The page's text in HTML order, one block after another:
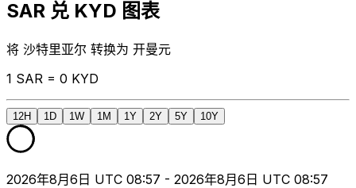
SAR 兑 KYD 图表
将 沙特里亚尔 转换为 开曼元
1 SAR = 0 KYD
12H 1D 1W 1M 1Y 2Y 5Y 10Y
2026年8月6日 UTC 08:57 - 2026年8月6日 UTC 08:57